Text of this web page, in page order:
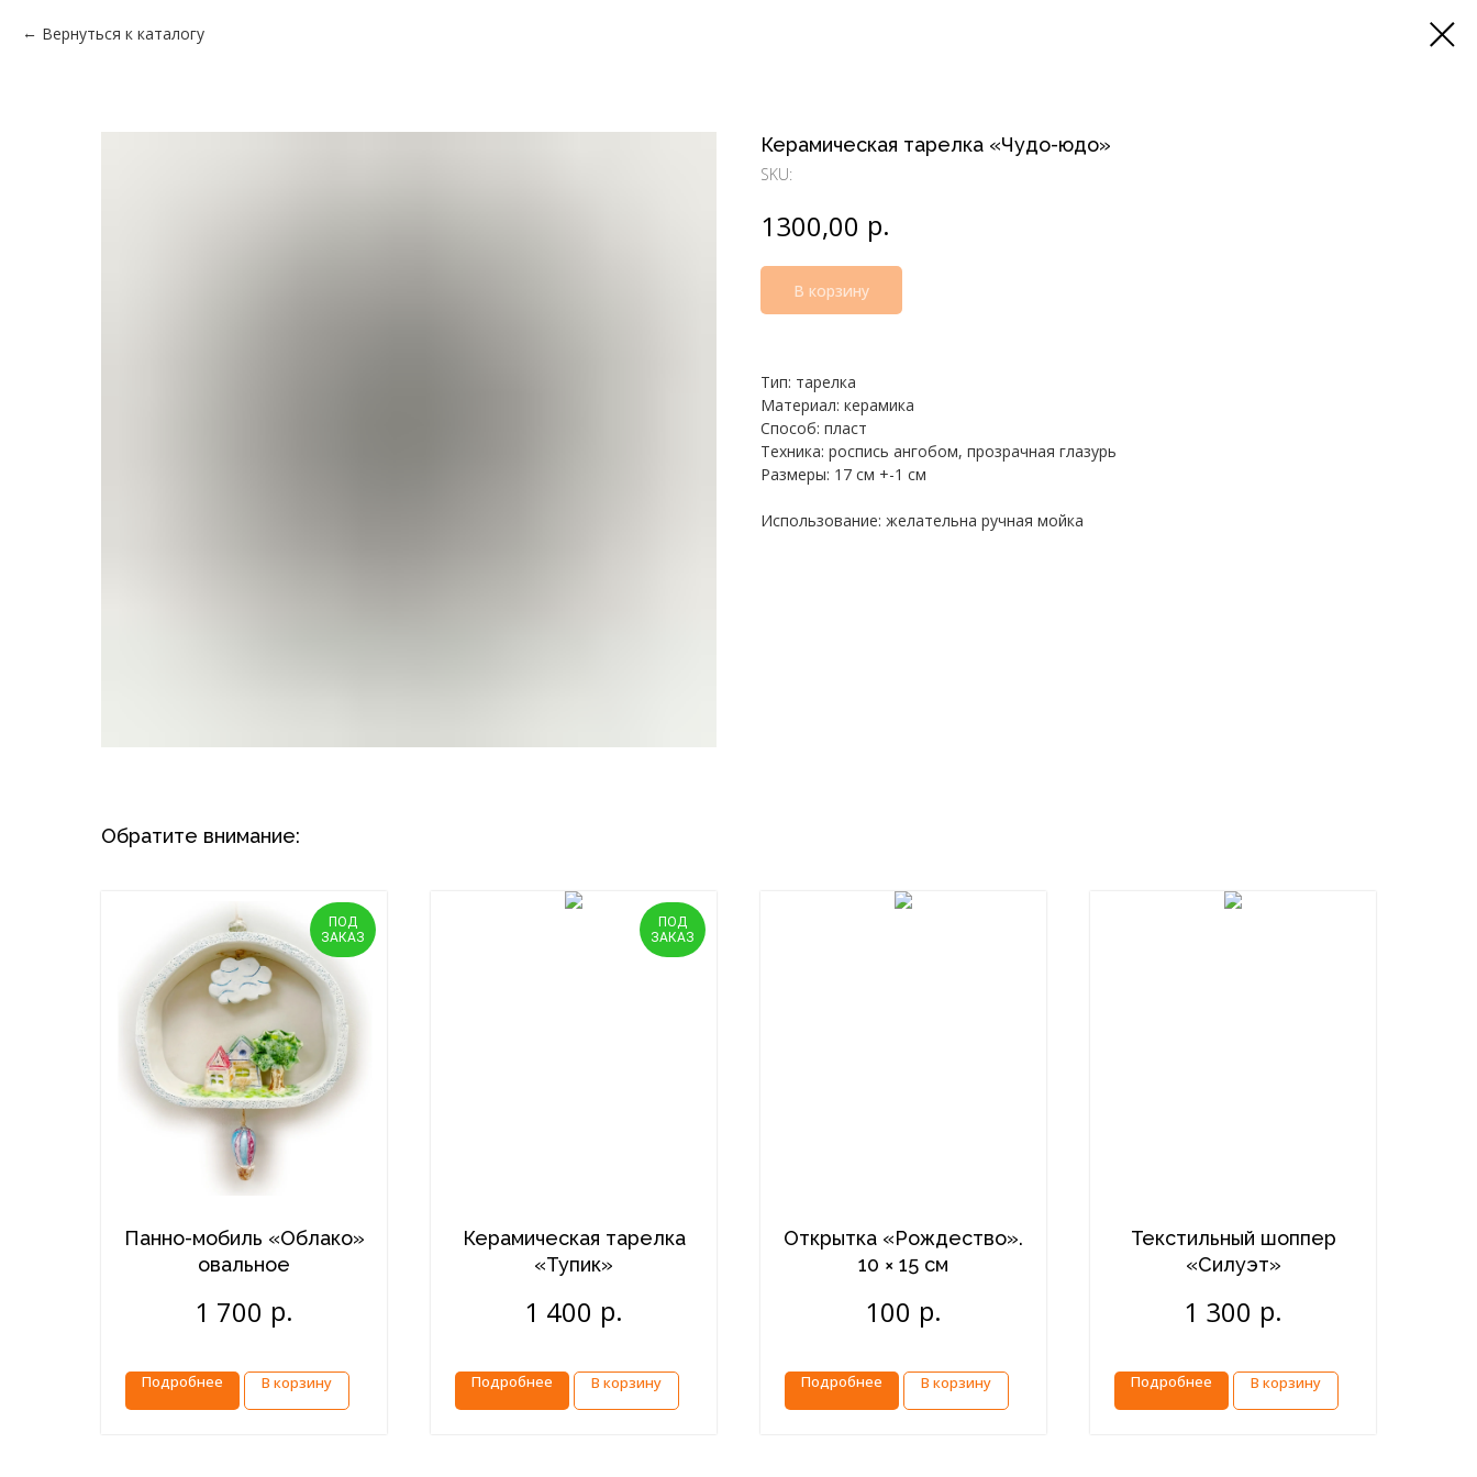
Вернуться к каталогу
Керамическая тарелка «Чудо-юдо»
SKU:
1300,00 р.
В корзину
Тип: тарелка
Материал: керамика
Способ: пласт
Техника: роспись ангобом, прозрачная глазурь
Размеры: 17 см +-1 см
Использование: желательна ручная мойка
Обратите внимание:
ПОД
ЗАКАЗ
Панно-мобиль «Облако»
овальное
1 700 р.
Подробнее В корзину
ПОД
ЗАКАЗ
Керамическая тарелка
«Тупик»
1 400 р.
Подробнее В корзину
Открытка «Рождество».
10 × 15 см
100 р.
Подробнее В корзину
Текстильный шоппер
«Силуэт»
1 300 р.
Подробнее В корзину